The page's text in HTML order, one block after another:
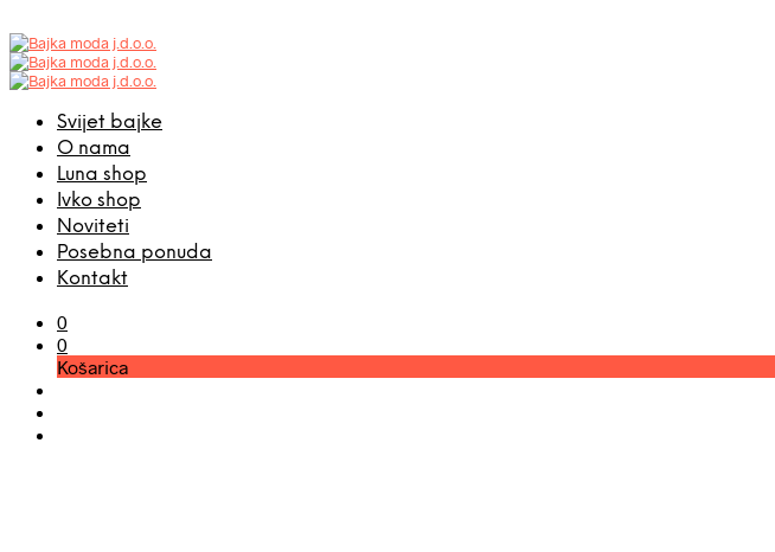
Svijet bajke
O nama
Luna shop
Ivko shop
Noviteti
Posebna ponuda
Kontakt
0
0
Košarica